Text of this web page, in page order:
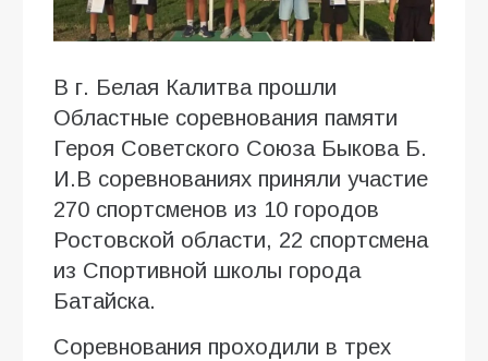
В г. Белая Калитва прошли
Областные соревнования памяти
Героя Советского Союза Быкова Б.
И.В соревнованиях приняли участие
270 спортсменов из 10 городов
Ростовской области, 22 спортсмена
из Спортивной школы города
Батайска.
Соревнования проходили в трех